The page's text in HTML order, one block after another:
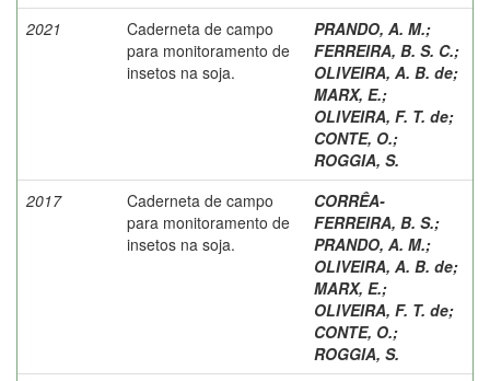
2021
Caderneta de campo
para monitoramento de
insetos na soja.
PRANDO, A. M.;
FERREIRA, B. S. C.;
OLIVEIRA, A. B. de;
MARX, E.;
OLIVEIRA, F. T. de;
CONTE, O.;
ROGGIA, S.
2017
Caderneta de campo
para monitoramento de
insetos na soja.
CORRÊA-
FERREIRA, B. S.;
PRANDO, A. M.;
OLIVEIRA, A. B. de;
MARX, E.;
OLIVEIRA, F. T. de;
CONTE, O.;
ROGGIA, S.